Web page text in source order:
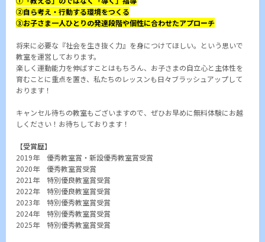
②自ら考え・行動する環境をつくる
③お子さま一人ひとりの発達段階や個性に合わせたアプローチ
将来に必要な『社会を生き抜く力』を身につけてほしい。という思いで
教室を運営しております。
楽しく運動能力を伸ばすことはもちろん、お子さまの自立心と主体性を
育むことに重点を置き、私たちのレッスンも日々ブラッシュアップして
おります！
キャンセル待ちの教室もございますので、ぜひお早めに無料体験にお越
しください！お待ちしております！
【受賞歴】
2019年 優秀教室賞・新設優秀教室賞受賞
2020年 優秀教室賞受賞
2021年 特別優良教室賞受賞
2022年 特別優良教室賞受賞
2023年 特別優秀教室賞受賞
2024年 特別優秀教室賞受賞
2025年 特別優秀教室賞受賞